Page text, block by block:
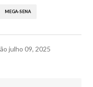
MEGA-SENA
julho 09, 2025